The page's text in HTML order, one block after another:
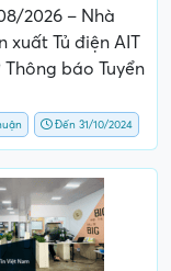
2026 – Nhà
xuất Tủ điện AIT
Thông báo Tuyển
Đến 31/10/2024